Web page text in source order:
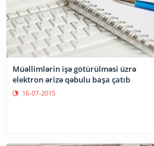
Müəllimlərin işə götürülməsi üzrə
elektron ərizə qəbulu başa çatıb
16-07-2015